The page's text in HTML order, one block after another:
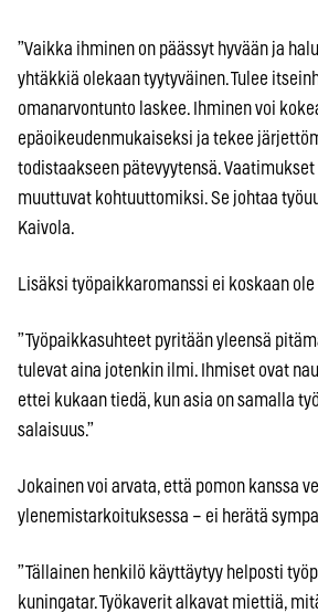
”Vaikka ihminen on päässyt hyvään ja
yhtäkkiä olekaan tyytyväinen. Tulee
omanarvontunto laskee. Ihminen voi
epäoikeudenmukaiseksi ja tekee
todistaakseen pätevyytensä.
muuttuvat kohtuuttomiksi. Se johtaa
Kaivola.
Lisäksi työpaikkaromanssi ei koskaan
”Työpaikkasuhteet pyritään yleensä
tulevat aina jotenkin ilmi. Ihmiset ovat
ettei kukaan tiedä, kun asia on samalla
salaisuus.”
Jokainen voi arvata, että pomon kanssa
ylenemistarkoituksessa – ei herätä
”Tällainen henkilö käyttäytyy helposti
kuningatar. Työkaverit alkavat miettiä,